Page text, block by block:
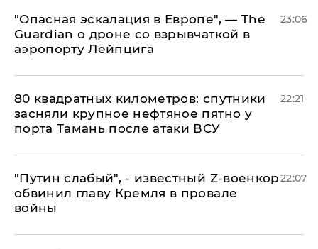
"Опасная эскалация в Европе", — The
Guardian о дроне со взрывчаткой в
аэропорту Лейпцига
23:06
80 квадратных километров: спутники
засняли крупное нефтяное пятно у
порта Тамань после атаки ВСУ
22:21
​"Путин слабый", - известный Z-военкор
обвинил главу Кремля в провале
войны
22:07